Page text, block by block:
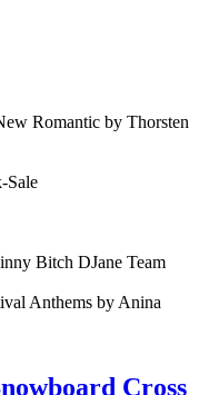
Romantic by Thorsten
Sale
Bitch DJane Team
Anthems by Anina
Cross